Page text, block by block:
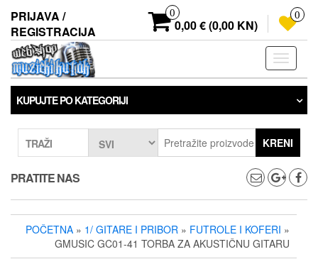
sadržaj
PRIJAVA /
REGISTRACIJA
0
0,00 € (0,00 KN)
0
KUPUJTE PO KATEGORIJI
TRAŽI KRENI
PRATITE NAS
POČETNA » 1/ GITARE I PRIBOR » FUTROLE I KOFERI »
GMUSIC GC01-41 TORBA ZA AKUSTIČNU GITARU